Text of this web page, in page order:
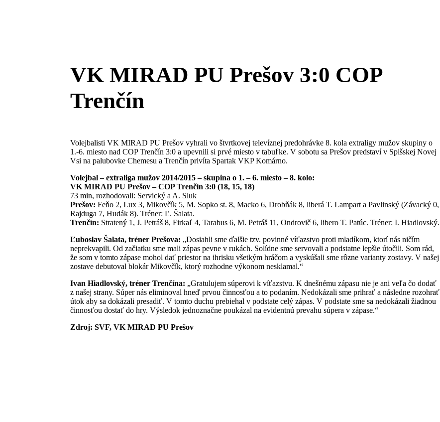
VK MIRAD PU Prešov 3:0 COP
Trenčín
Volejbalisti VK MIRAD PU Prešov vyhrali vo štvrtkovej televíznej predohrávke 8. kola extraligy mužov skupiny o
1.-6. miesto nad COP Trenčín 3:0 a upevnili si prvé miesto v tabuľke. V sobotu sa Prešov predstaví v Spišskej Novej
Vsi na palubovke Chemesu a Trenčín privíta Spartak VKP Komárno.
Volejbal – extraliga mužov 2014/2015 – skupina o 1. – 6. miesto – 8. kolo:
VK MIRAD PU Prešov – COP Trenčín 3:0 (18, 15, 18)
73 min, rozhodovali: Servický a A. Sluk
Prešov: Feňo 2, Lux 3, Mikovčík 5, M. Sopko st. 8, Macko 6, Drobňák 8, liberá T. Lampart a Pavlinský (Závacký 0,
Rajduga 7, Hudák 8). Tréner: Ľ. Šalata.
Trenčín: Stratený 1, J. Petráš 8, Firkaľ 4, Tarabus 6, M. Petráš 11, Ondrovič 6, libero T. Patúc. Tréner: I. Hiadlovský.
Ľuboslav Šalata, tréner Prešova: „Dosiahli sme ďalšie tzv. povinné víťazstvo proti mladíkom, ktorí nás ničím
neprekvapili. Od začiatku sme mali zápas pevne v rukách. Solídne sme servovali a podstatne lepšie útočili. Som rád,
že som v tomto zápase mohol dať priestor na ihrisku všetkým hráčom a vyskúšali sme rôzne varianty zostavy. V našej
zostave debutoval blokár Mikovčík, ktorý rozhodne výkonom nesklamal.“
Ivan Hiadlovský, tréner Trenčína: „Gratulujem súperovi k víťazstvu. K dnešnému zápasu nie je ani veľa čo dodať
z našej strany. Súper nás eliminoval hneď prvou činnosťou a to podaním. Nedokázali sme prihrať a následne rozohrať
útok aby sa dokázali presadiť. V tomto duchu prebiehal v podstate celý zápas. V podstate sme sa nedokázali žiadnou
činnosťou dostať do hry. Výsledok jednoznačne poukázal na evidentnú prevahu súpera v zápase.“
Zdroj: SVF, VK MIRAD PU Prešov